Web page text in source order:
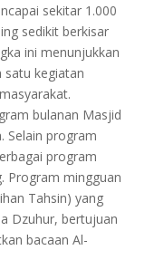
sekitar 1.000
sedikit berkisar
ini menunjukkan
satu kegiatan
bulanan Masjid
Selain program
program
Program mingguan
Tahsin) yang
Dzuhur, bertujuan
bacaan Al-